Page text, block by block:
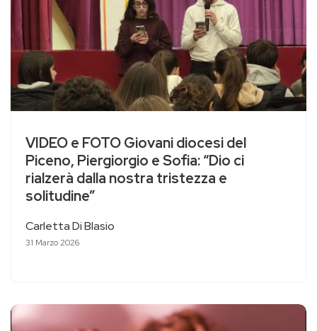
VIDEO e FOTO Giovani diocesi del
Piceno, Piergiorgio e Sofia: “Dio ci
rialzerà dalla nostra tristezza e
solitudine”
Carletta Di Blasio
31 Marzo 2026